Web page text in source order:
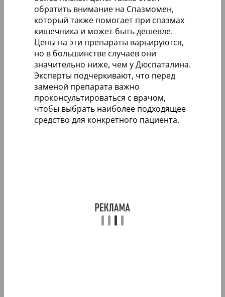
обратить внимание на Спазмомен,
который также помогает при спазмах
кишечника и может быть дешевле.
Цены на эти препараты варьируются,
но в большинстве случаев они
значительно ниже, чем у Дюспаталина.
Эксперты подчеркивают, что перед
заменой препарата важно
проконсультироваться с врачом,
чтобы выбрать наиболее подходящее
средство для конкретного пациента.